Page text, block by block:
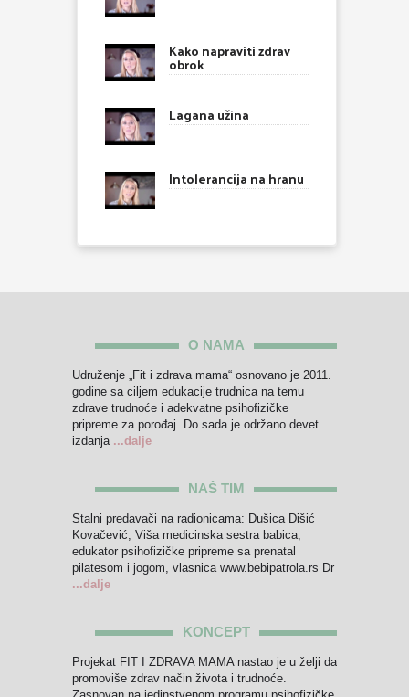
Kako napraviti zdrav
obrok
Lagana užina
Intolerancija na hranu
O NAMA
Udruženje „Fit i zdrava mama“ osnovano je 2011.
godine sa ciljem edukacije trudnica na temu
zdrave trudnoće i adekvatne psihofizičke
pripreme za porođaj. Do sada je održano devet
izdanja ...dalje
NAŠ TIM
Stalni predavači na radionicama: Dušica Dišić
Kovačević, Viša medicinska sestra babica,
edukator psihofizičke pripreme sa prenatal
pilatesom i jogom, vlasnica www.bebipatrola.rs Dr
...dalje
KONCEPT
Projekat FIT I ZDRAVA MAMA nastao je u želji da
promoviše zdrav način života i trudnoće.